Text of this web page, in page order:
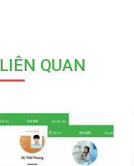
QUAN